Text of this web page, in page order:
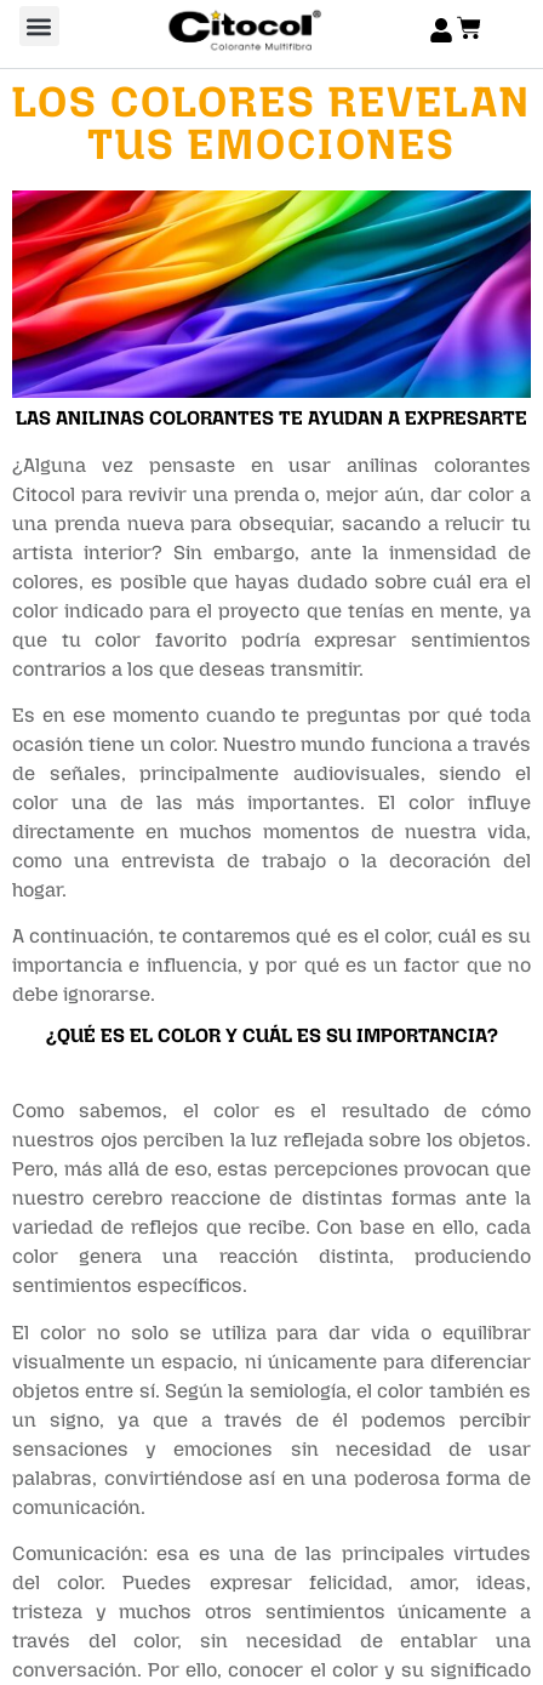
LOS COLORES REVELAN
TUS EMOCIONES
LAS ANILINAS COLORANTES TE AYUDAN A EXPRESARTE
¿Alguna vez pensaste en usar anilinas colorantes
Citocol para revivir una prenda o, mejor aún, dar color a
una prenda nueva para obsequiar, sacando a relucir tu
artista interior? Sin embargo, ante la inmensidad de
colores, es posible que hayas dudado sobre cuál era el
color indicado para el proyecto que tenías en mente, ya
que tu color favorito podría expresar sentimientos
contrarios a los que deseas transmitir.
Es en ese momento cuando te preguntas por qué toda
ocasión tiene un color. Nuestro mundo funciona a través
de señales, principalmente audiovisuales, siendo el
color una de las más importantes. El color influye
directamente en muchos momentos de nuestra vida,
como una entrevista de trabajo o la decoración del
hogar.
A continuación, te contaremos qué es el color, cuál es su
importancia e influencia, y por qué es un factor que no
debe ignorarse.
¿QUÉ ES EL COLOR Y CUÁL ES SU IMPORTANCIA?
Como sabemos, el color es el resultado de cómo
nuestros ojos perciben la luz reflejada sobre los objetos.
Pero, más allá de eso, estas percepciones provocan que
nuestro cerebro reaccione de distintas formas ante la
variedad de reflejos que recibe. Con base en ello, cada
color genera una reacción distinta, produciendo
sentimientos específicos.
El color no solo se utiliza para dar vida o equilibrar
visualmente un espacio, ni únicamente para diferenciar
objetos entre sí. Según la semiología, el color también es
un signo, ya que a través de él podemos percibir
sensaciones y emociones sin necesidad de usar
palabras, convirtiéndose así en una poderosa forma de
comunicación.
Comunicación: esa es una de las principales virtudes
del color. Puedes expresar felicidad, amor, ideas,
tristeza y muchos otros sentimientos únicamente a
través del color, sin necesidad de entablar una
conversación. Por ello, conocer el color y su significado